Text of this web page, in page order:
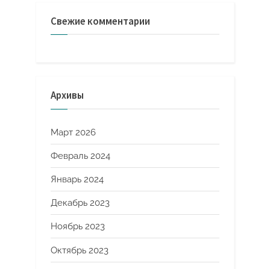
Свежие комментарии
Архивы
Март 2026
Февраль 2024
Январь 2024
Декабрь 2023
Ноябрь 2023
Октябрь 2023